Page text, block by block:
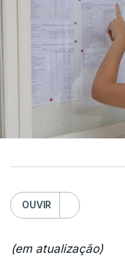
OUVIR
(em atualização)